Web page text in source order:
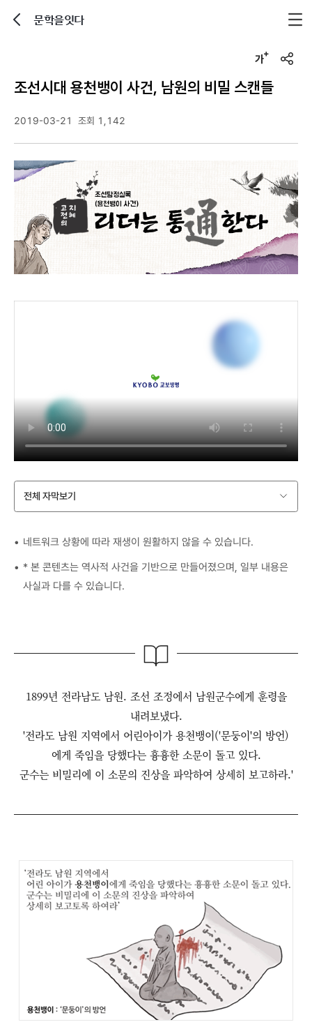
문학을잇다
u
조선시대 용천뱅이 사건, 남원의 비밀 스캔들
2019-03-21 조회 1,142
전체 자막보기
네트워크 상황에 따라 재생이 원활하지 않을 수 있습니다.
* 본 콘텐츠는 역사적 사건을 기반으로 만들어졌으며, 일부 내용은
사실과 다를 수 있습니다.
1899년 전라남도 남원. 조선 조정에서 남원군수에게 훈령을
내려보냈다.
'전라도 남원 지역에서 어린아이가 용천뱅이('문둥이'의 방언)
에게 죽임을 당했다는 흉흉한 소문이 돌고 있다.
군수는 비밀리에 이 소문의 진상을 파악하여 상세히 보고하라.'